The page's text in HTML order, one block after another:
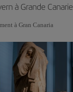
à Grande Canarie
à Gran Canaria